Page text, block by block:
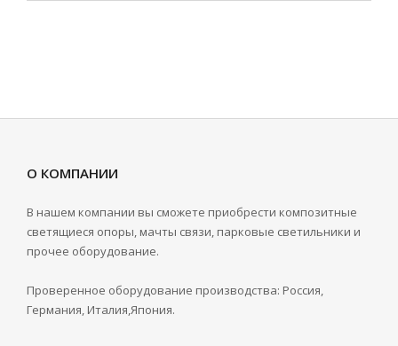
О КОМПАНИИ
В нашем компании вы сможете приобрести композитные
светящиеся опоры, мачты связи, парковые светильники и
прочее оборудование.
Проверенное оборудование производства: Россия,
Германия, Италия,Япония.